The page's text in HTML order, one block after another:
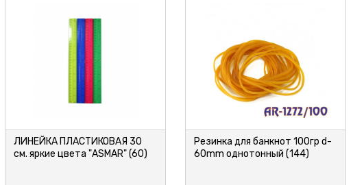
ЛИНЕЙКА ПЛАСТИКОВАЯ 30
см. яркие цвета "ASMAR" (60)
Резинка для банкнот 100гр d-
60mm однотонный (144)